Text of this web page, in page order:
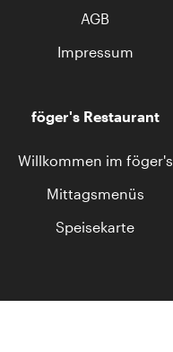
AGB
Impressum
föger's Restaurant
Willkommen im föger's
Mittagsmenüs
Speisekarte